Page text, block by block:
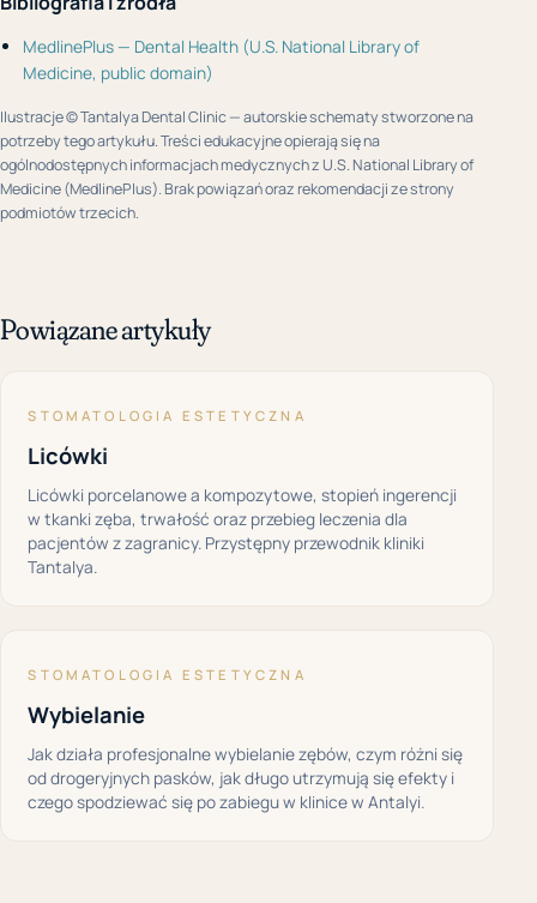
MedlinePlus — Dental Health (U.S. National Library of
Medicine, public domain)
Ilustracje © Tantalya Dental Clinic — autorskie schematy stworzone na
potrzeby tego artykułu. Treści edukacyjne opierają się na
ogólnodostępnych informacjach medycznych z U.S. National Library of
Medicine (MedlinePlus). Brak powiązań oraz rekomendacji ze strony
podmiotów trzecich.
Powiązane artykuły
STOMATOLOGIA ESTETYCZNA
Licówki
Licówki porcelanowe a kompozytowe, stopień ingerencji
w tkanki zęba, trwałość oraz przebieg leczenia dla
pacjentów z zagranicy. Przystępny przewodnik kliniki
Tantalya.
STOMATOLOGIA ESTETYCZNA
Wybielanie
Jak działa profesjonalne wybielanie zębów, czym różni się
od drogeryjnych pasków, jak długo utrzymują się efekty i
czego spodziewać się po zabiegu w klinice w Antalyi.